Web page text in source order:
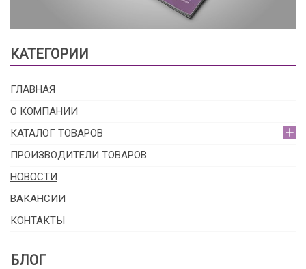
КАТЕГОРИИ
ГЛАВНАЯ
О КОМПАНИИ
КАТАЛОГ ТОВАРОВ
ПРОИЗВОДИТЕЛИ ТОВАРОВ
НОВОСТИ
ВАКАНСИИ
КОНТАКТЫ
БЛОГ